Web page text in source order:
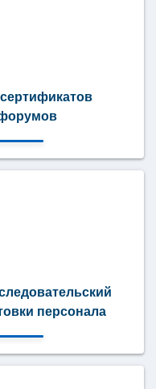
персонала